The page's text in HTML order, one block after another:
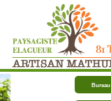
Bureau